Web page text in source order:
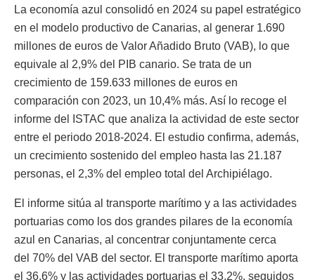
La economía azul consolidó en 2024 su papel estratégico
en el modelo productivo de Canarias, al generar 1.690
millones de euros de Valor Añadido Bruto (VAB), lo que
equivale al 2,9% del PIB canario. Se trata de un
crecimiento de 159.633 millones de euros en
comparación con 2023, un 10,4% más. Así lo recoge el
informe del ISTAC que analiza la actividad de este sector
entre el periodo 2018-2024. El estudio confirma, además,
un crecimiento sostenido del empleo hasta las 21.187
personas, el 2,3% del empleo total del Archipiélago.
El informe sitúa al transporte marítimo y a las actividades
portuarias como los dos grandes pilares de la economía
azul en Canarias, al concentrar conjuntamente cerca
del 70% del VAB del sector. El transporte marítimo aporta
el 36,6% y las actividades portuarias el 33,2%, seguidos